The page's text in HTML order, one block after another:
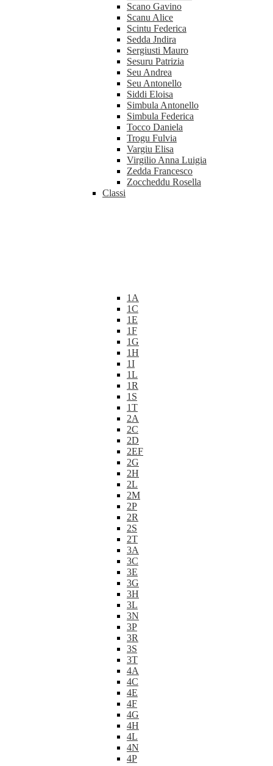
Scano Gavino
Scanu Alice
Scintu Federica
Sedda Jndira
Sergiusti Mauro
Sesuru Patrizia
Seu Andrea
Seu Antonello
Siddi Eloisa
Simbula Antonello
Simbula Federica
Tocco Daniela
Trogu Fulvia
Vargiu Elisa
Virgilio Anna Luigia
Zedda Francesco
Zoccheddu Rosella
Classi
1A
1C
1E
1F
1G
1H
1I
1L
1R
1S
1T
2A
2C
2D
2EF
2G
2H
2L
2M
2P
2R
2S
2T
3A
3C
3E
3G
3H
3L
3N
3P
3R
3S
3T
4A
4C
4E
4F
4G
4H
4L
4N
4P